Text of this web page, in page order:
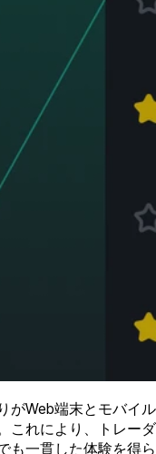
がWeb端末とモバイル
これにより、トレーダ
も一貫した体験を得ら